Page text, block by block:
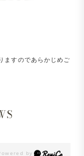
ますのであらかじめご